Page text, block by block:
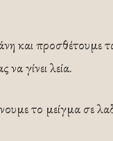
και προσθέτουμε
γίνει λεία.
το μείγμα σε